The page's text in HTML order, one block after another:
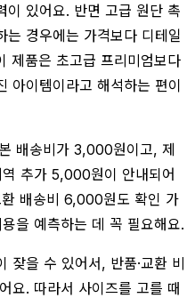
이 있어요. 반면 고급 원단 촉
는 경우에는 가격보다 디테일
제품은 초고급 프리미엄보다
아이템이라고 해석하는 편이
배송비가 3,000원이고, 제
추가 5,000원이 안내되어
배송비 6,000원도 확인 가
을 예측하는 데 꼭 필요해요.
잦을 수 있어서, 반품·교환 비
요. 따라서 사이즈를 고를 때